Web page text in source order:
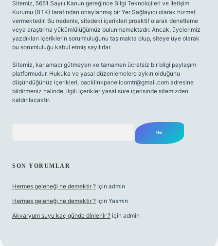
Sitemiz, 5651 Sayılı Kanun gereğince Bilgi Teknolojileri ve İletişim
Kurumu (BTK) tarafından onaylanmış bir Yer Sağlayıcı olarak hizmet
vermektedir. Bu nedenle, sitedeki içerikleri proaktif olarak denetleme
veya araştırma yükümlülüğümüz bulunmamaktadır. Ancak, üyelerimiz
yazdıkları içeriklerin sorumluluğunu taşımakta olup, siteye üye olarak
bu sorumluluğu kabul etmiş sayılırlar.
Sitemiz, kar amacı gütmeyen ve tamamen ücretsiz bir bilgi paylaşım
platformudur. Hukuka ve yasal düzenlemelere aykırı olduğunu
düşündüğünüz içerikleri, backlinkpanelicomtr@gmail.com adresine
bildirmeniz halinde, ilgili içerikler yasal süre içerisinde sitemizden
kaldırılacaktır.
SON YORUMLAR
Hermes geleneği ne demektir ? için admin
Hermes geleneği ne demektir ? için Yasmin
Akvaryum suyu kaç günde dinlenir ? için admin